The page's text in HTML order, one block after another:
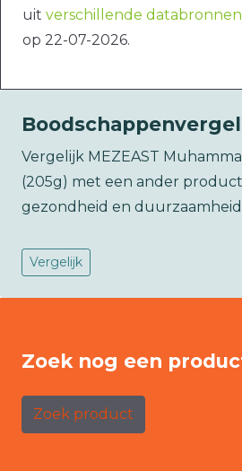
uit verschillende databronnen
op 22-07-2026.
Vergelijk MEZEAST
(205g) met een ander
gezondheid en
Vergelijk
Zoek nog een
Zoek product